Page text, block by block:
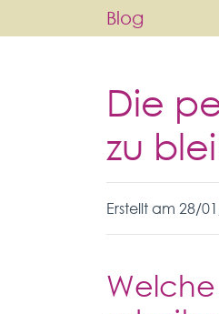
Blog
Die
zu
Erstellt am 28/